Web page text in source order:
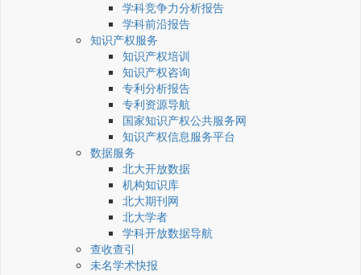
学科竞争力分析报告
学科前沿报告
知识产权服务
知识产权培训
知识产权咨询
专利分析报告
专利资源导航
国家知识产权公共服务网
知识产权信息服务平台
数据服务
北大开放数据
机构知识库
北大期刊网
北大学者
学科开放数据导航
查收查引
未名学术快报